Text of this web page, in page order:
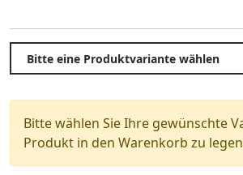
Bitte wählen Sie Ihre gewünschte
Produkt in den Warenkorb zu